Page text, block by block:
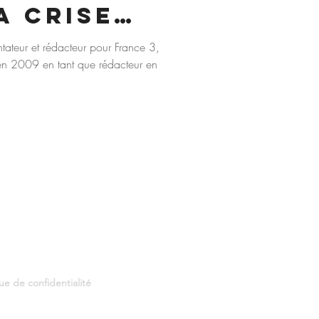
crise
19et rédacteur pour France 3,
2009 en tant que rédacteur en
de confidentialité